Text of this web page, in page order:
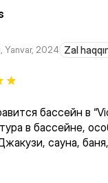
, Yanvar, 2024 Zal
бассейн в
в бассейне,
сауна,